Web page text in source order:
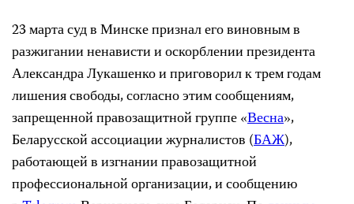
23 марта суд в Минске признал его виновным в
разжигании ненависти и оскорблении президента
Александра Лукашенко и приговорил к трем годам
лишения свободы, согласно этим сообщениям,
запрещенной правозащитной группе «Весна»,
Беларусской ассоциации журналистов (БАЖ),
работающей в изгнании правозащитной
профессиональной организации, и сообщению